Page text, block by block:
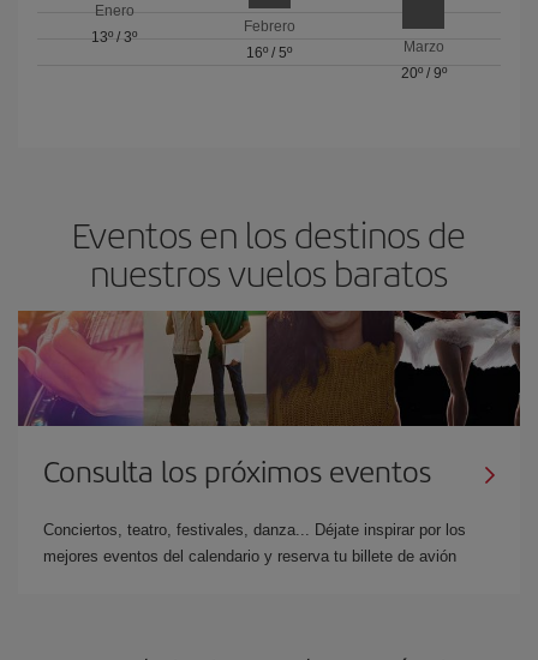
Enero
13º /3º
Febrero
16º / 5º
Marzo
20º/ 9º
Eventos en los destinos de
nuestros vuelos baratos
Consulta los próximos eventos
Conciertos, teatro, festivales, danza... Déjate inspirar por los
mejores eventos del calendario y reserva tu billete de avión